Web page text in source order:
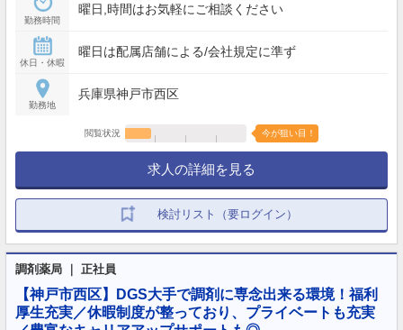
勤務時間
曜日,時間はお気軽にご相談ください
休日・休暇
曜日は配属店舗による/会社規定に準ず
勤務地
兵庫県神戸市西区
閲覧状況 今が狙い目！
求人の詳細を見る
検討リスト（要ログイン）
調剤薬局 ｜ 正社員
【神戸市西区】DGS大手で調剤に専念出来る環境！福利
厚生充実／休暇制度が整っており、プライベートも充実